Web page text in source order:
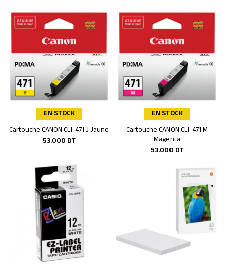
EN STOCK
Ajouter au panier
Cartouche CANON CLI-471 J Jaune
53.000 DT
EN STOCK
Ajouter au panier
Cartouche CANON CLI-471 M
Magenta
53.000 DT